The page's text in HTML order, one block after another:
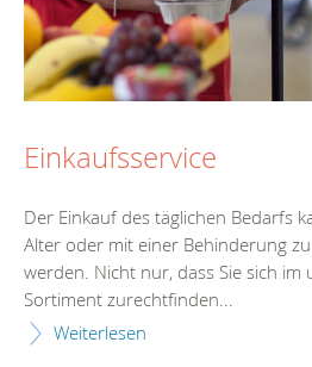
Einkaufsservice
Der Einkauf des täglichen Bedarfs
Alter oder mit einer Behinderung
werden. Nicht nur, dass Sie sich im
Sortiment zurechtfinden...
Weiterlesen